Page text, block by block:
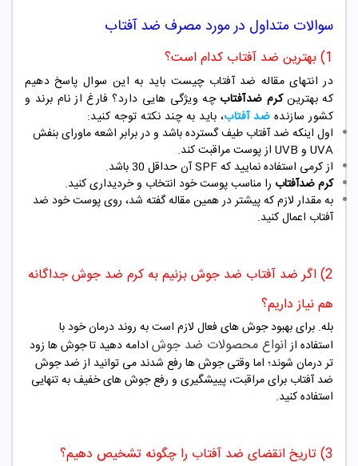
سوالات متداول در مورد مصرف ضد آفتاب
1) بهترین ضد آفتاب کدام است؟
در انتهای مقاله ضد آفتاب چیست باید به این سوال پاسخ دهیم
که بهترینکرم ضدآفتاب چه ویژگی هایی دارد؟ فارغ از نام برند و
کشور سازنده ضد آفتاب، باید به چند نکته توجه کنید:
اول اینکه ضد آفتاب طیف گسترده باشد و در برابر اشعه ماورای بنفش
UVA و UVB از پوست مراقبت کند.
از کرمی استفاده نمایید که SPF آن حداقل 30 باشد.
کرم ضدآفتاب را مناسب پوست خود انتخاب و خردیداری کنید.
به مقدار لازم که پیشتر در همین مقاله گفته شد، روی پوست خود ضد
آفتاب اعمال کنید.
2) اگر ضد آفتاب ضد جوش بزنیم به کرم ضد جوش جداگانه
هم نیاز داریم؟
بله. برای بهبود جوش های فعال لازم است به روند درمان خود با
استفاده از انواع محصولات ضد جوش ادامه دهید تا جوش ها زود
تر درمان شوند؛ اما وقتی جوش ها رفع شدند می توانید از ضد جوش
ضد آفتاب برای مراقبت، پییشگیری و رفع جوش های خفیف به تنهایی
استفاده کنید.
3) تاریخ انقضای ضد آفتاب را چگونه تشخیص دهیم؟